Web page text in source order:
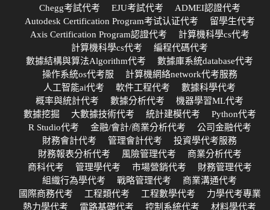
Chegg考試代考
EJU考試代考
ADMEI認證代考
Autodesk Certification Program考试认证代考
留學生代考
Axis Certification Program認證代考
計算機科學cs代考
計算機科學cs代考
編程代碼代考
數據結構與算法Algorithm代考
數據庫系統database代考
操作系統os代考服
計算機網絡network代考服務
人工智能ai代考
軟件工程代考
數據科學代考
概率與統計代考
數據分析代考
機器學習ML代考
數據挖掘
大數據技術代考 統計建模代考
Python代考
R Studio代考
金融/會計/商業分析代考
公司金融代考
財務會計代考
管理會計代考
投資學代考服務
財務報表分析代考
風險管理代考
商業分析代考
商科代考
管理學代考 市場營銷代考
財務管理代考
組織行為學代考
戰略管理代考
商業溝通代考
國際商務代考
工程類代考 工程數學代考
力學代考專業
熱力學代考
電路基礎代考 控制系統代考
材料學代考